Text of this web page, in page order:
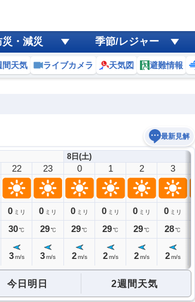
災・減災 季節/レジャー
間天気 ライブカメラ 天気図 避難情報
最新見解
22
0 ミリ
30℃
3 m/s
23
0 ミリ
29 ℃
3m/s
8日(土)
0
0 ミリ
29℃
2 m/s
1
0 ミリ
29℃
2 m/s
2
0 ミリ
29℃
2 m/s
3
0 ミリ
28℃
2 m/s
今日明日 2週間天気